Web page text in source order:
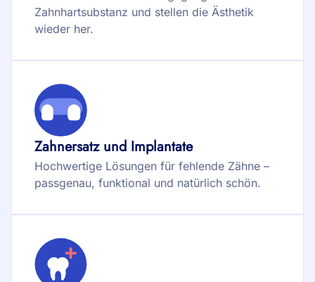
Zahnhartsubstanz und stellen die Ästhetik
wieder her.
Zahnersatz und Implantate
Hochwertige Lösungen für fehlende Zähne –
passgenau, funktional und natürlich schön.